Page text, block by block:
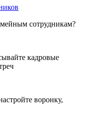
сотрудникам?
кадровые
воронку,